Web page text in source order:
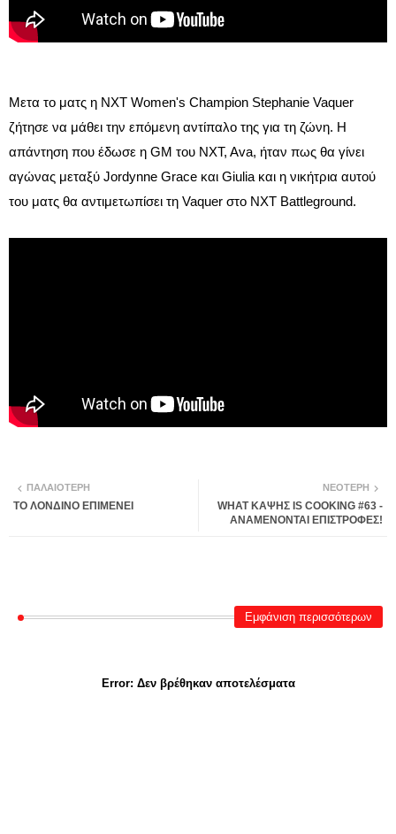
Μετα το ματς η NXT Women's Champion Stephanie Vaquer
ζήτησε να μάθει την επόμενη αντίπαλο της για τη ζώνη. Η
απάντηση που έδωσε η GM του NXT, Ava, ήταν πως θα γίνει
αγώνας μεταξύ Jordynne Grace και Giulia και η νικήτρια αυτού
του ματς θα αντιμετωπίσει τη Vaquer στο NXT Battleground.
ΝΕΌΤΕΡΗ
WHAT ΚΑΨΗΣ IS COOKING #63 -
ΑΝΑΜΕΝΟΝΤΑΙ ΕΠΙΣΤΡΟΦΕΣ!
ΠΑΛΑΙΌΤΕΡΗ
ΤΟ ΛΟΝΔΙΝΟ ΕΠΙΜΕΝΕΙ
Εμφάνιση περισσότερων
Error: Δεν βρέθηκαν αποτελέσματα